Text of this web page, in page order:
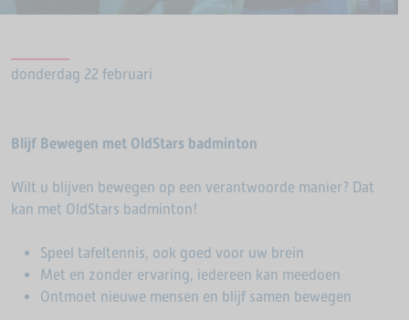
donderdag 22 februari
Blijf Bewegen met OldStars badminton
Wilt u blijven bewegen op een verantwoorde manier? Dat
kan met OldStars badminton!
Speel tafeltennis, ook goed voor uw brein
Met en zonder ervaring, iedereen kan meedoen
Ontmoet nieuwe mensen en blijf samen bewegen